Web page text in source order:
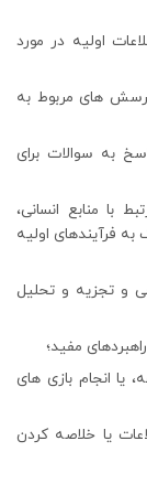
اولیه در مورد
پرسش های مربوط به
به سوالات برای
با منابع انسانی،
فرآیندهای اولیه
و تجزیه و تحلیل
مفید؛
یا انجام بازی های
یا خلاصه کردن